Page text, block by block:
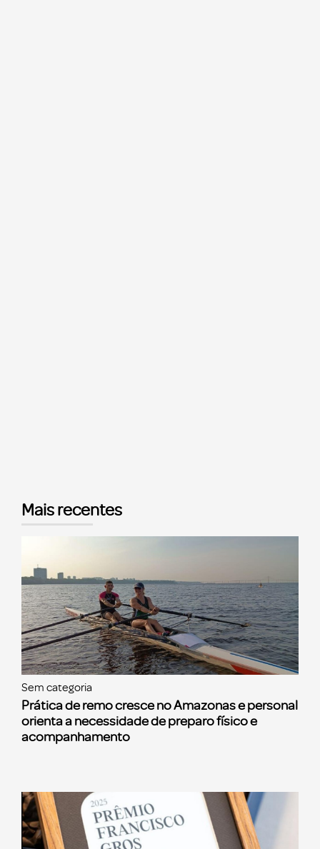
Mais recentes
Sem categoria
Prática de remo cresce no Amazonas e personal
orienta a necessidade de preparo físico e
acompanhamento